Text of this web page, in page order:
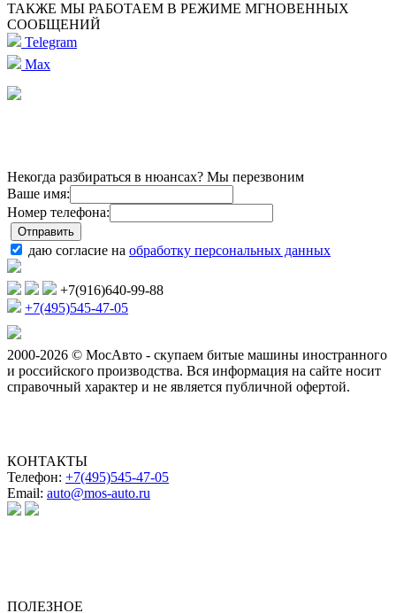
ТАКЖЕ МЫ РАБОТАЕМ В РЕЖИМЕ МГНОВЕННЫХ
СООБЩЕНИЙ
Telegram
Max
Некогда разбираться в нюансах? Мы перезвоним
Ваше имя:
Номер телефона:
даю согласие на обработку персональных данных
+7(916)640-99-88
+7(495)545-47-05
2000-2026 © МосАвто - скупаем битые машины иностранного
и российского производства. Вся информация на сайте носит
справочный характер и не является публичной офертой.
КОНТАКТЫ
Телефон: +7(495)545-47-05
Email: auto@mos-auto.ru
ПОЛЕЗНОЕ